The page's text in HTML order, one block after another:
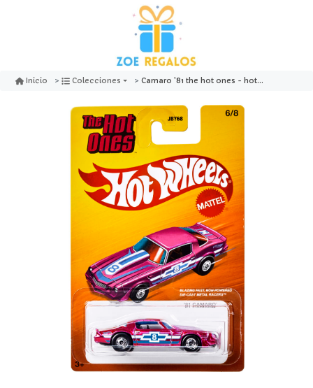
Inicio Colecciones Camaro '81 the hot ones - hotwheels